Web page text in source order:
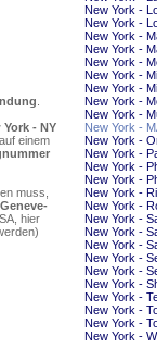
- NY
einem
muss,
hier
New York -
New York -
New York -
New York -
New York -
New York -
New York -
New York -
New York -
New York -
New York -
New York -
New York -
New York -
New York -
New York -
New York -
New York -
New York -
New York -
New York -
New York -
New York -
New York -
New York -
New York -